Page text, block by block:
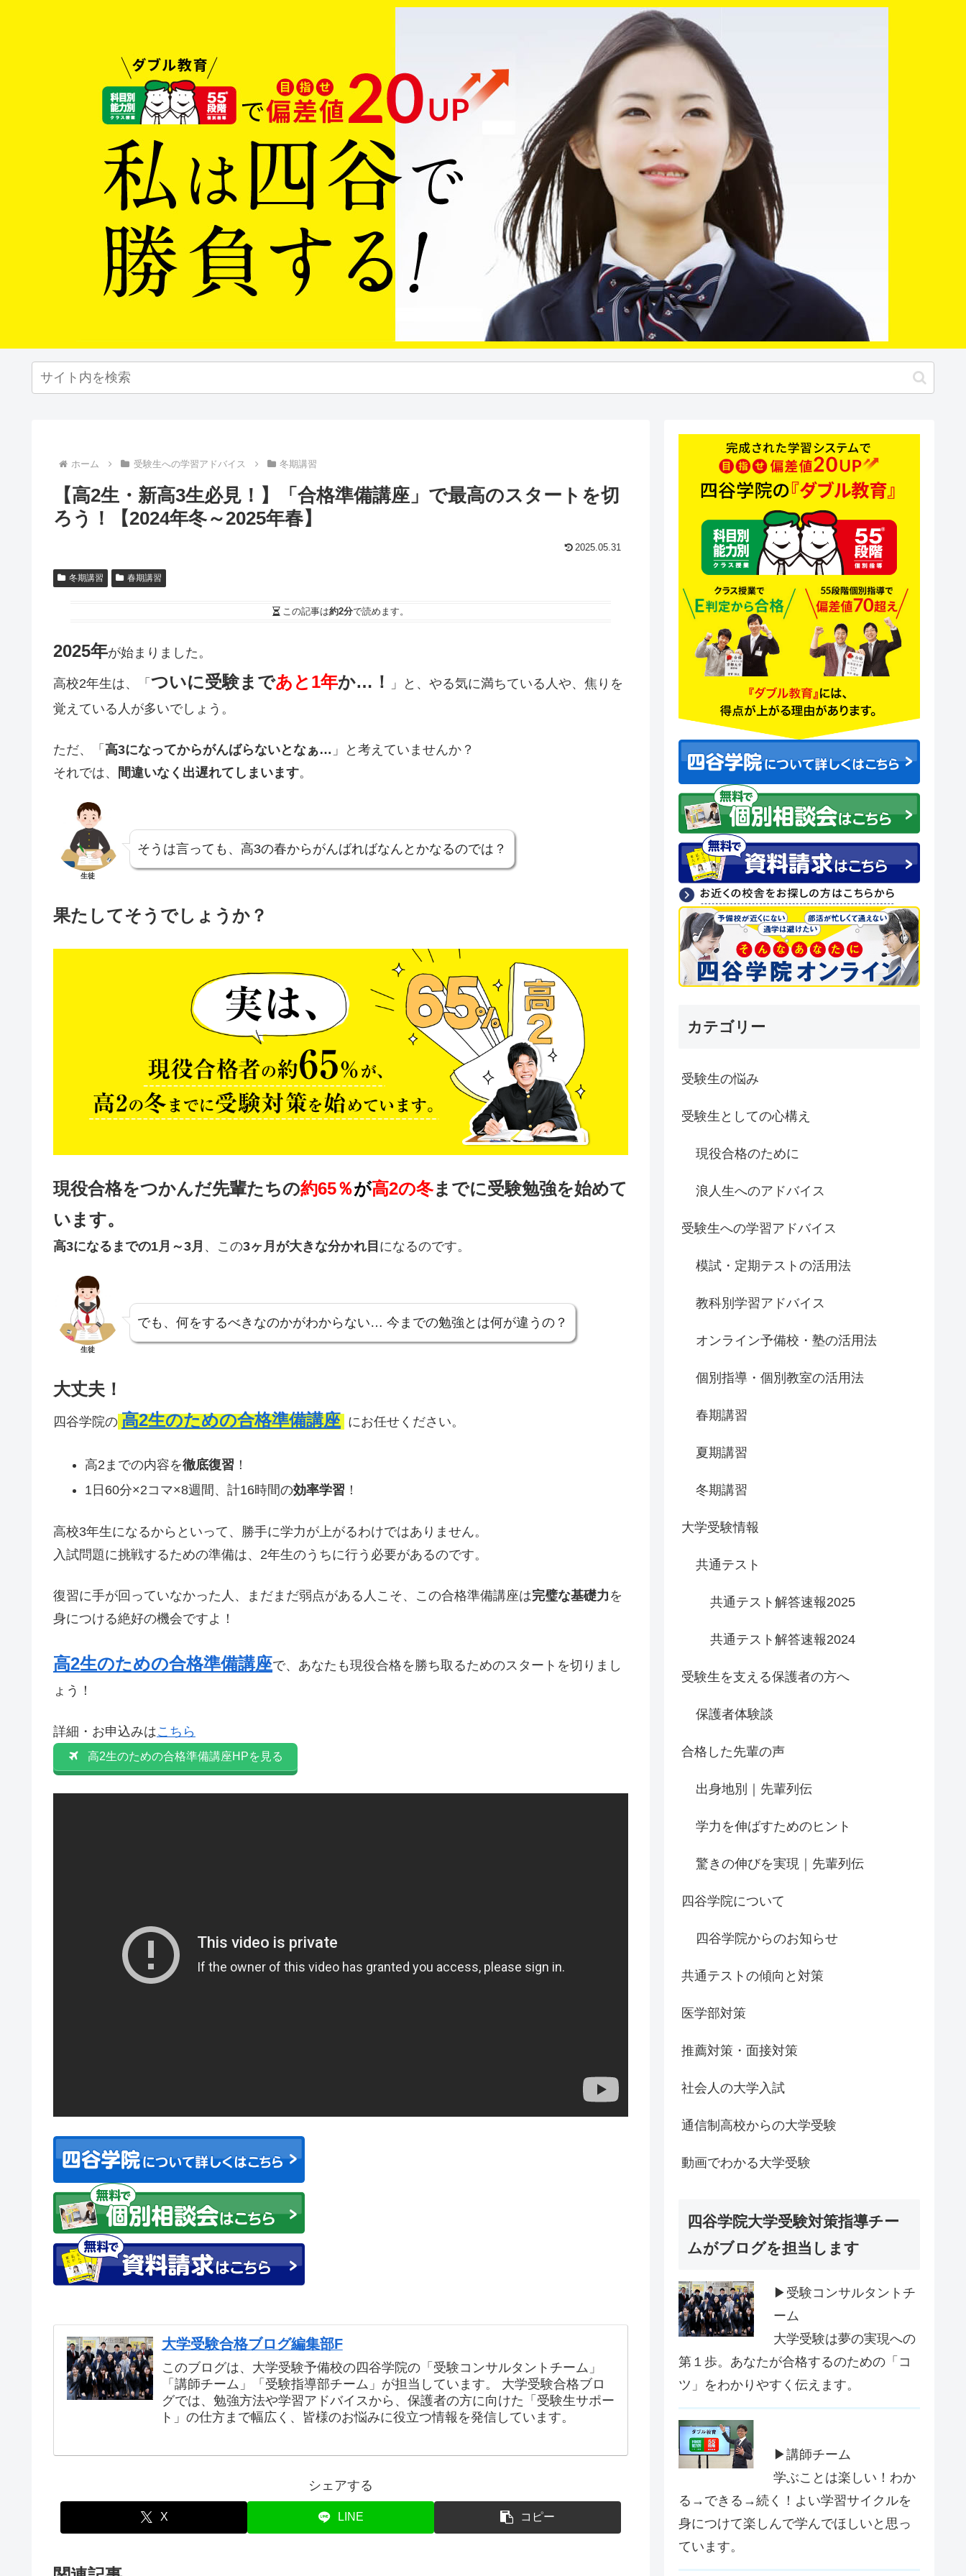
ホーム 受験生への学習アドバイス 冬期講習
【高2生・新高3生必見！】「合格準備講座」で最高のスタートを切
ろう！【2024年冬～2025年春】
2025.05.31
冬期講習 春期講習
この記事は約2分で読めます。
2025年が始まりました。
高校2年生は、「 ついに受験まであと1年か…！
」と、やる気に満ちている人や、焦りを
覚えている人が多いでしょう。
ただ、「 高3になってからがんばらないとなぁ… 」と考えていませんか？
それでは、
間違いなく出遅れてしまいます。
生徒
そうは言っても、高3の春からがんばればなんとかなるのでは？
果たしてそうでしょうか？
現役合格をつかんだ先輩たちの約65％が高2の冬までに受験勉強を始めて
います。
高3になるまでの1月～3月 、この3ヶ月が大きな分かれ目 になるのです。
生徒
でも、何をするべきなのかがわからない… 今までの勉強とは何が違うの？
大丈夫！
四谷学院の 高2生のための合格準備講座 にお任せください。
高2までの内容を徹底復習 ！
1日60分×2コマ×8週間、計16時間の効率学習 ！
高校3年生になるからといって、勝手に学力が上がるわけではありません。
入試問題に挑戦するための準備は、2年生のうちに行う必要があるのです。
復習に手が回っていなかった人、まだまだ弱点がある人こそ、この合格準備講座は完璧な基礎力 を
身につける絶好の機会ですよ！
高2生のための合格準備講座で、あなたも現役合格を勝ち取るためのスタートを切りまし
ょう！
詳細・お申込みはこちら
高2生のための合格準備講座HPを見る
大学受験合格ブログ編集部F
このブログは、大学受験予備校の四谷学院の「受験コンサルタントチーム」
「講師チーム」「受験指導部チーム」が担当しています。 大学受験合格ブロ
グでは、勉強方法や学習アドバイスから、保護者の方に向けた「受験生サポー
ト」の仕方まで幅広く、皆様のお悩みに役立つ情報を発信しています。
シェアする
X LINE コピー
カテゴリー
受験生の悩み
受験生としての心構え
現役合格のために
浪人生へのアドバイス
受験生への学習アドバイス
模試・定期テストの活用法
教科別学習アドバイス
オンライン予備校・塾の活用法
個別指導・個別教室の活用法
春期講習
夏期講習
冬期講習
大学受験情報
共通テスト
共通テスト解答速報2025
共通テスト解答速報2024
受験生を支える保護者の方へ
保護者体験談
合格した先輩の声
出身地別｜先輩列伝
学力を伸ばすためのヒント
驚きの伸びを実現｜先輩列伝
四谷学院について
四谷学院からのお知らせ
共通テストの傾向と対策
医学部対策
推薦対策・面接対策
社会人の大学入試
通信制高校からの大学受験
動画でわかる大学受験
四谷学院大学受験対策指導チー
ムがブログを担当します
▶受験コンサルタントチ
ーム
大学受験は夢の実現への
第１歩。あなたが合格するのための「コ
ツ」をわかりやすく伝えます。
▶講師チーム
学ぶことは楽しい！わか
る→できる→続く！よい学習サイクルを
身につけて楽しんで学んでほしいと思っ
ています。